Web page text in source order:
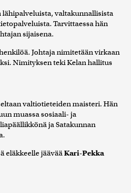
lähipalveluista, valtakunnallisista
Tarvittaessa hän
sijaisena.
Johtaja nimitetään virkaan
Nimityksen teki Kelan hallitus
valtiotieteiden maisteri. Hän
muassa sosiaali- ja
ja Satakunnan
eläkkeelle jäävääKari-Pekka